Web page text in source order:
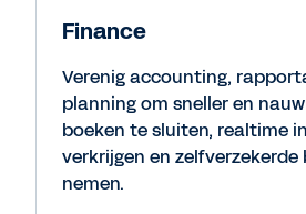
Finance
Verenig accounting,
planning om sneller en
boeken te sluiten, realtime
verkrijgen en zelfverzekerde
nemen.